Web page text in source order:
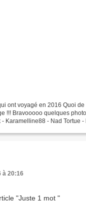
ont voyagé en 2016 Quoi de
!!! Bravooooo quelques
Karamelline88 - Nad Tortue
à 20:16